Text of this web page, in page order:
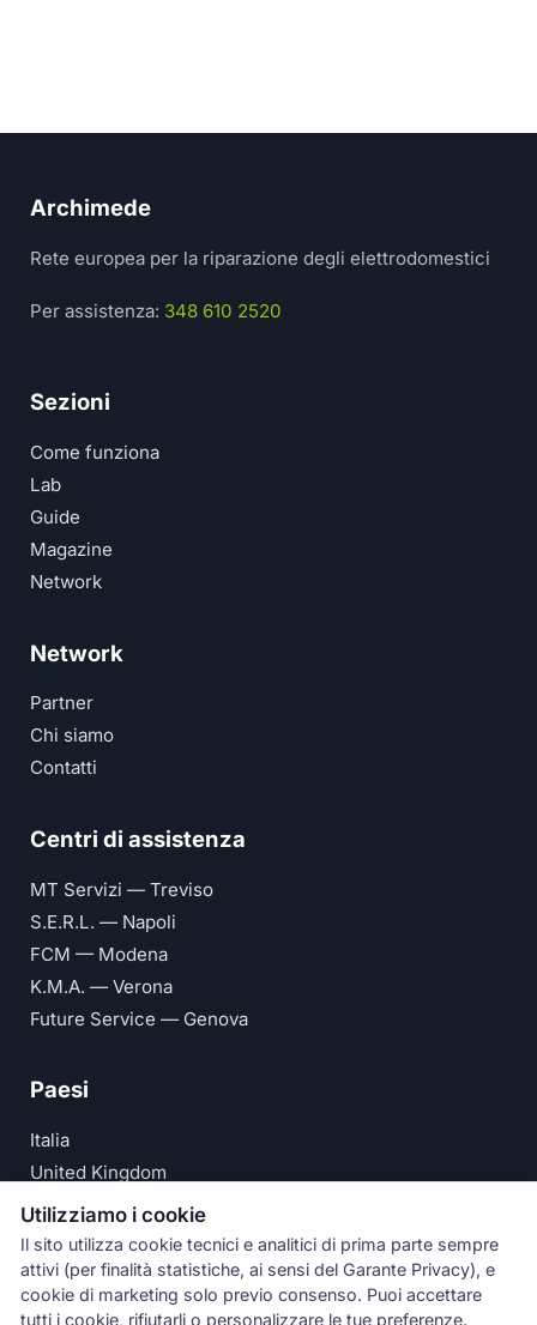
Archimede
Rete europea per la riparazione degli elettrodomestici
Per assistenza: 348 610 2520
Sezioni
Come funziona
Lab
Guide
Magazine
Network
Network
Partner
Chi siamo
Contatti
Centri di assistenza
MT Servizi — Treviso
S.E.R.L. — Napoli
FCM — Modena
K.M.A. — Verona
Future Service — Genova
Paesi
Italia
United Kingdom
Deutschland
España
© Numeri Primi Srl — P.IVA IT11621120960 ·Privacy e
Utilizziamo i cookie
Il sito utilizza cookie tecnici e analitici di prima parte sempre
attivi (per finalità statistiche, ai sensi del Garante Privacy), e
cookie di marketing solo previo consenso. Puoi accettare
tutti i cookie, rifiutarli o personalizzare le tue preferenze.